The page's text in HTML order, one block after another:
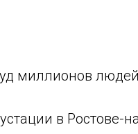
миллионов
в Ростове-